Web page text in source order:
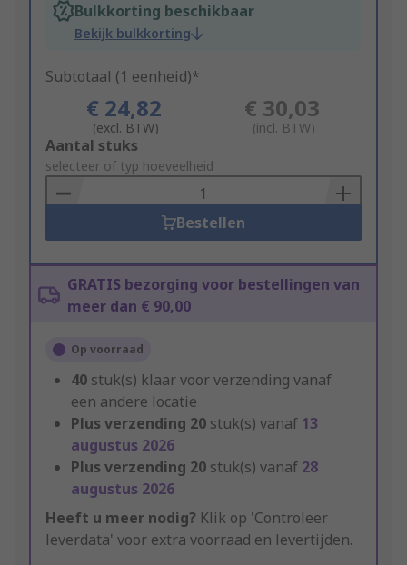
Bulkkorting beschikbaar
Bekijk bulkkorting
Subtotaal (1 eenheid)*
€ 24,82
(excl. BTW)
€ 30,03
(incl. BTW)
Add
to
Basket
Aantal stuks
selecteer of typ hoeveelheid
Bestellen
GRATIS bezorging voor bestellingen van
meer dan € 90,00
Op voorraad
40 stuk(s) klaar voor verzending vanaf
een andere locatie
Plus verzending 20 stuk(s) vanaf 13
augustus 2026
Plus verzending 20 stuk(s) vanaf 28
augustus 2026
Heeft u meer nodig? Klik op 'Controleer
leverdata' voor extra voorraad en levertijden.